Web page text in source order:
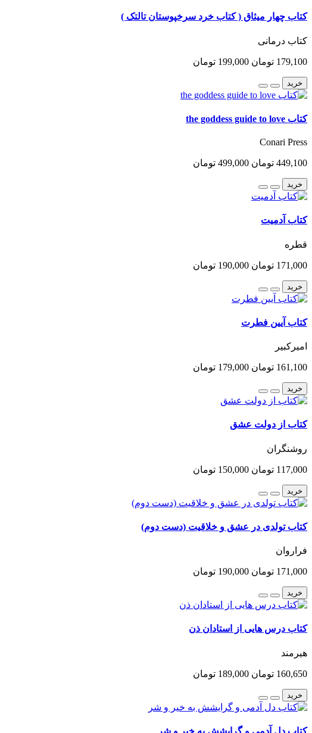
کتاب چهار میثاق ( کتاب خرد سرخپوستان تالتک )
کتاب درمانی
179,100 تومان 199,000 تومان
خرید
کتاب the goddess guide to love
Conari Press
449,100 تومان 499,000 تومان
خرید
کتاب آدمیت
قطره
171,000 تومان 190,000 تومان
خرید
کتاب آیین فطرت
امیرکبیر
161,100 تومان 179,000 تومان
خرید
کتاب از دولت عشق
روشنگران
117,000 تومان 150,000 تومان
خرید
کتاب تولدی در عشق و خلاقیت (دست دوم)
فراروان
171,000 تومان 190,000 تومان
خرید
کتاب درس هایی از استادان ذن
هیرمند
160,650 تومان 189,000 تومان
خرید
کتاب دل آدمی و گرایشش به خیر و شر